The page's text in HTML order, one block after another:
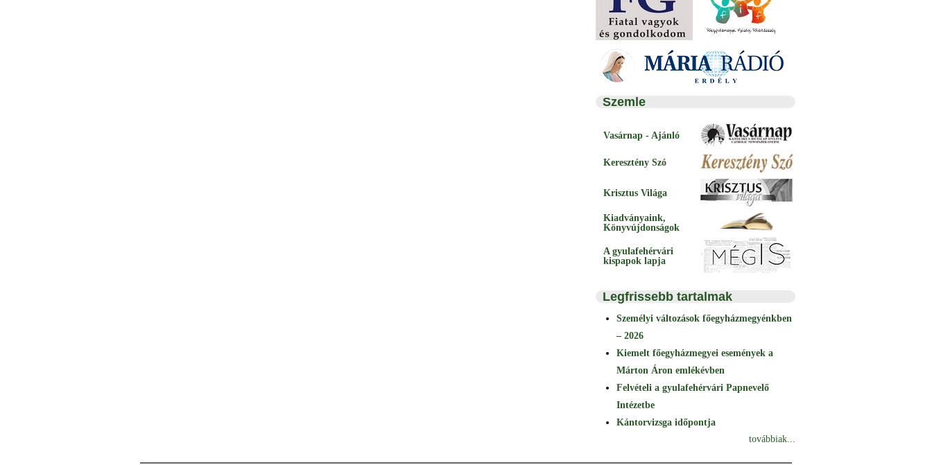
Szemle
Vasárnap - Ajánló
Keresztény Szó
Krisztus Világa
Kiadványaink,
Könyvújdonságok
A gyulafehérvári
kispapok lapja
Legfrissebb tartalmak
Személyi változások főegyházmegyénkben
– 2026
Kiemelt főegyházmegyei események a
Márton Áron emlékévben
Felvételi a gyulafehérvári Papnevelő
Intézetbe
Kántorvizsga időpontja
továbbiak...